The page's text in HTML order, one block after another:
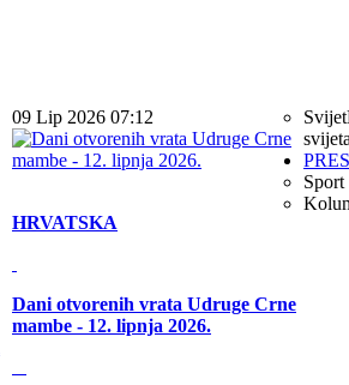
09 Lip 2026 07:12
HRVATSKA
Dani otvorenih vrata Udruge Crne
mambe - 12. lipnja 2026.
Svijet
svijeta
Sport